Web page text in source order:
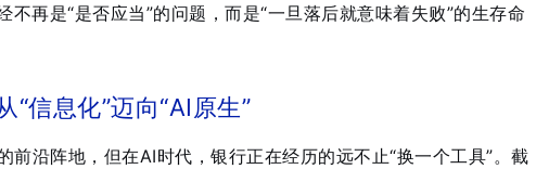
不再是“是否应当”的问题，而是“一旦落后就意味着失败”的生存命
“信息化”迈向“AI原生”
前沿阵地，但在AI时代，银行正在经历的远不止“换一个工具”。截